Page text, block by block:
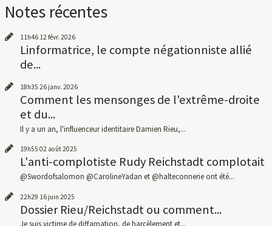
Notes récentes
11h46 12févr. 2026
Linformatrice, le compte négationniste allié
de...
18h35 26 janv. 2026
Comment les mensonges de l'extrême-droite
et du...
Il y a un an, l'influenceur identitaire Damien Rieu,...
19h55 02 août 2025
L'anti-complotiste Rudy Reichstadt complotait
@Swordofsalomon @CarolineYadan et @halteconnerie ont été...
22h29 16 juin 2025
Dossier Rieu/Reichstadt ou comment...